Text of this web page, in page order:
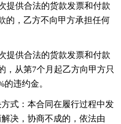
提供合法的货款发票和付款
的，乙方不向甲方承担任何
提供合法的货款发票和付款
，从第7个月起乙方向甲方只
违约金。
式：本合同在履行过程中发
决，协商不成的，依法由